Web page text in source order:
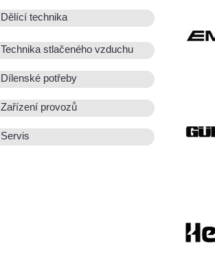
Dělící technika
Technika stlačeného vzduchu
Dílenské potřeby
Zařízení provozů
Servis